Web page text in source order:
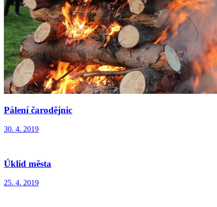
Kinopark
27. 7. 2019
Florbal - mezinárodní turnaj
6. 7. 2019
24. 6. 2019